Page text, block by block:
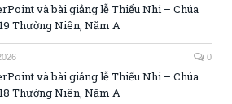
và bài giảng lễ Thiếu Nhi – Chúa
Thường Niên, Năm A
0
và bài giảng lễ Thiếu Nhi – Chúa
Thường Niên, Năm A